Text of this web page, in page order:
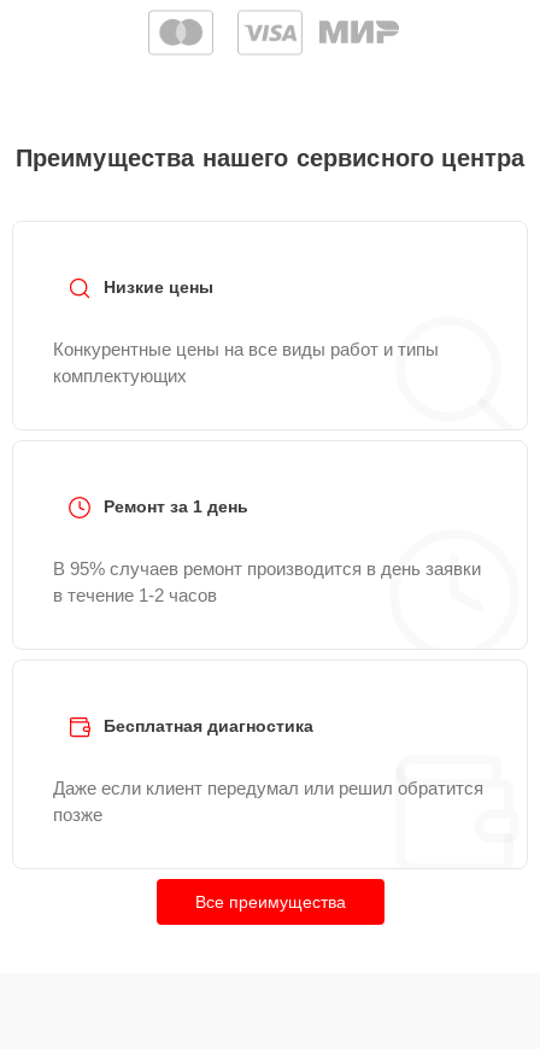
Преимущества нашего сервисного центра
Низкие цены
Конкурентные цены на все виды работ и типы
комплектующих
Ремонт за 1 день
В 95% случаев ремонт производится в день заявки
в течение 1-2 часов
Бесплатная диагностика
Даже если клиент передумал или решил обратится
позже
Все преимущества